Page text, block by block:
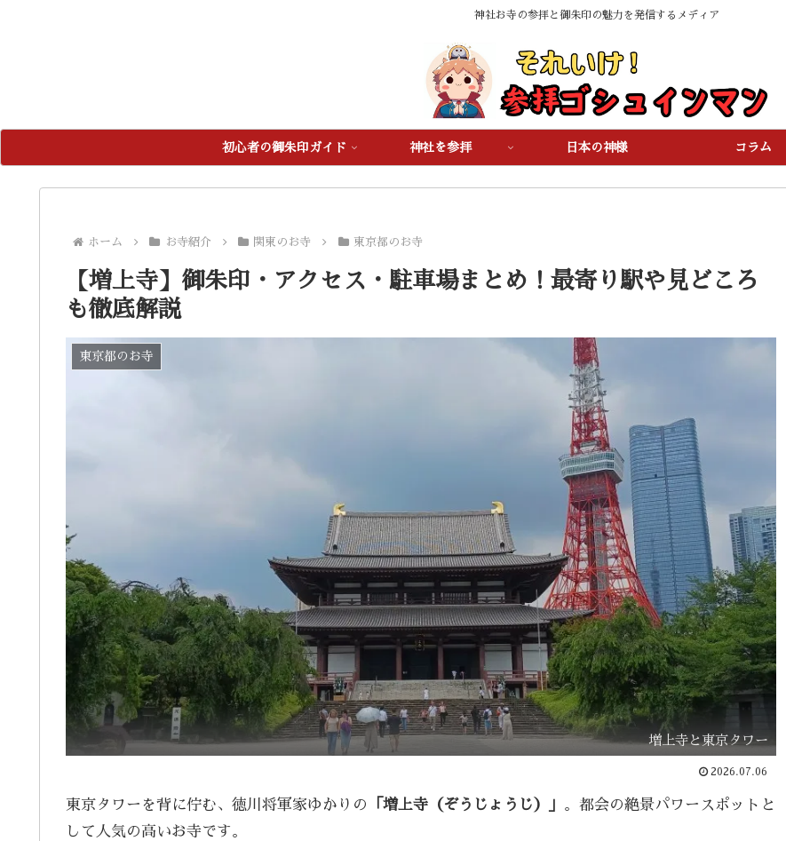
神社お寺の参拝と御朱印の魅力を発信するメディア
初心者の御朱印ガイド 神社を参拝 日本の神様 コラム
ホーム お寺紹介 関東のお寺 東京都のお寺
【増上寺】御朱印・アクセス・駐車場まとめ！最寄り駅や見どころ
も徹底解説
東京都のお寺
増上寺と東京タワー
2026.07.06
東京タワーを背に佇む、徳川将軍家ゆかりの 「増上寺（ぞうじょうじ）」 。都会の絶景パワースポットと
して人気の高いお寺です。